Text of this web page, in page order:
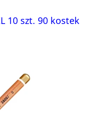
10 szt. 90 kostek